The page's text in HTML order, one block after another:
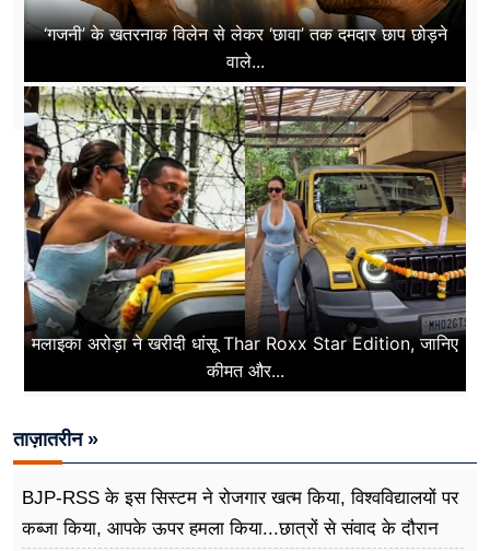
‘गजनी’ के खतरनाक विलेन से लेकर ‘छावा’ तक दमदार छाप छोड़ने
वाले...
मलाइका अरोड़ा ने खरीदी धांसू Thar Roxx Star Edition, जानिए
कीमत और...
ताज़ातरीन »
BJP-RSS के इस सिस्टम ने रोजगार खत्म किया, विश्वविद्यालयों पर
कब्जा किया, आपके ऊपर हमला किया...छात्रों से संवाद के दौरान